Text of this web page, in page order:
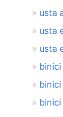
usta
usta
usta
binici
binici